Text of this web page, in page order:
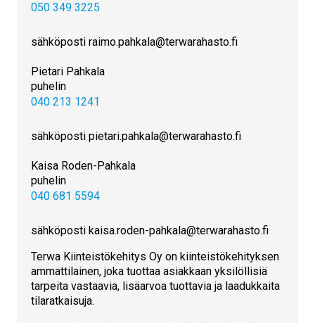
050 349 3225
sähköposti raimo.pahkala@terwarahasto.fi
Pietari Pahkala
puhelin
040 213 1241
sähköposti pietari.pahkala@terwarahasto.fi
Kaisa Roden-Pahkala
puhelin
040 681 5594
sähköposti kaisa.roden-pahkala@terwarahasto.fi
Terwa Kiinteistökehitys Oy on kiinteistökehityksen
ammattilainen, joka tuottaa asiakkaan yksilöllisiä
tarpeita vastaavia, lisäarvoa tuottavia ja laadukkaita
tilaratkaisuja.